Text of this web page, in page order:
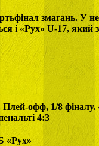
змагань. У
і «Рух» U-17, який
офф, 1/8 фіналу.
4:3
«Рух»